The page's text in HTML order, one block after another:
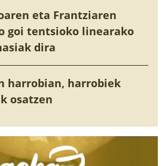
eta Frantziaren
goi tentsioko linearako
dira
harrobian, harrobiek
osatzen